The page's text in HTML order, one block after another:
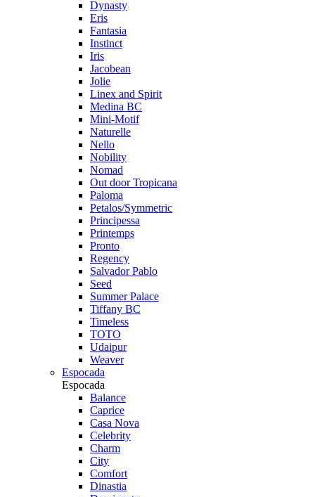
Dynasty
Eris
Fantasia
Instinct
Iris
Jacobean
Jolie
Linex and Spirit
Medina BC
Mini-Motif
Naturelle
Nello
Nobility
Nomad
Out door Tropicana
Paloma
Petalos/Symmetric
Principessa
Printemps
Pronto
Regency
Salvador Pablo
Seed
Summer Palace
Tiffany BC
Timeless
TOTO
Udaipur
Weaver
Espocada
Espocada
Balance
Caprice
Casa Nova
Celebrity
Charm
City
Comfort
Dinastia